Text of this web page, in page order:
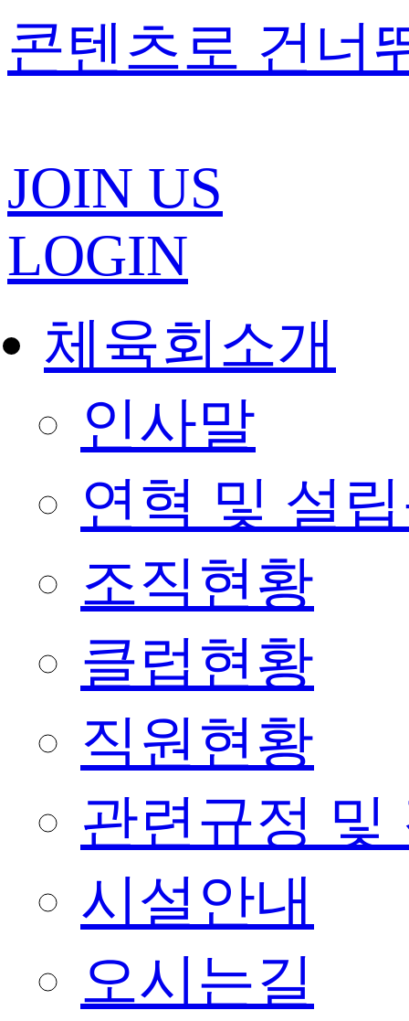
콘텐츠로 건너
JOIN US
LOGIN
체육회소개
인사말
연혁 및 설
조직현황
클럽현황
직원현황
관련규정 및
시설안내
오시는길